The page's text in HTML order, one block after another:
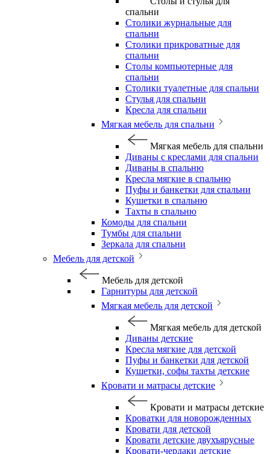
спальни
Столики журнальные для
спальни
Столики прикроватные для
спальни
Столы компьютерные для
спальни
Столики туалетные для спальни
Стулья для спальни
Кресла для спальни
Мягкая мебель для спальни
Мягкая мебель для спальни
Диваны с креслами для спальни
Диваны в спальню
Кресла мягкие в спальню
Пуфы и банкетки для спальни
Кушетки в спальню
Тахты в спальню
Комоды для спальни
Тумбы для спальни
Зеркала для спальни
Мебель для детской
Мебель для детской
Гарнитуры для детской
Мягкая мебель для детской
Мягкая мебель для детской
Диваны детские
Кресла мягкие для детской
Пуфы и банкетки для детской
Кушетки, софы тахты детские
Кровати и матрасы детские
Кровати и матрасы детские
Кроватки для новорожденных
Кровати для детской
Кровати детские двухъярусные
Кровати-чердаки детские